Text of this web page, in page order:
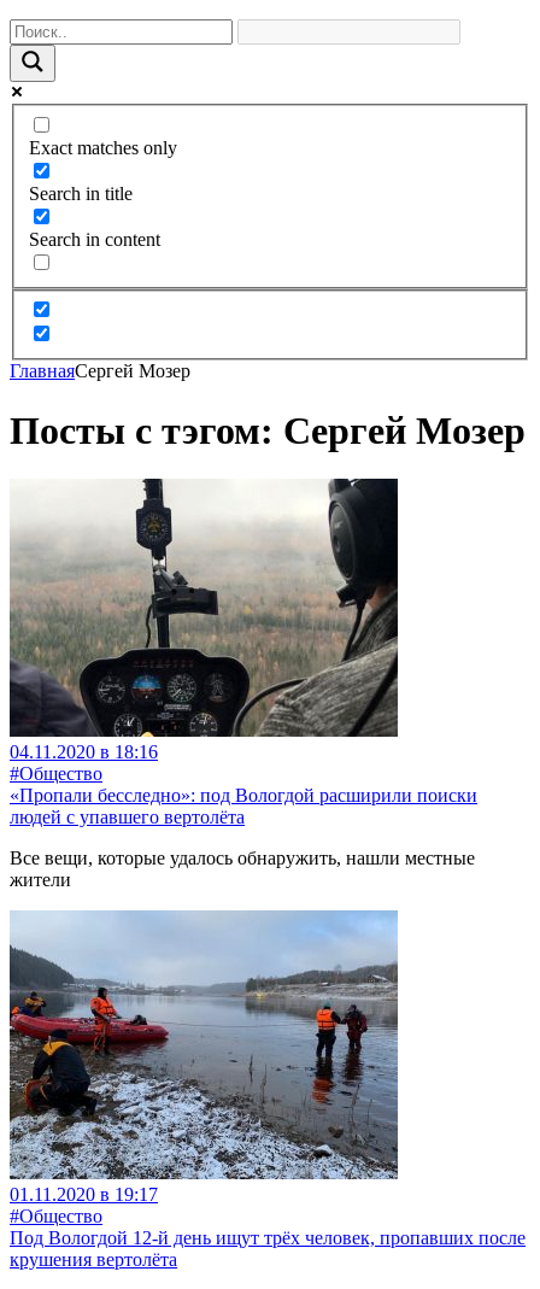
Exact matches only
Search in title
Search in content
ГлавнаяСергей Мозер
Посты с тэгом: Сергей Мозер
04.11.2020 в 18:16
#Общество
«Пропали бесследно»: под Вологдой расширили поиски
людей с упавшего вертолёта
Все вещи, которые удалось обнаружить, нашли местные
жители
01.11.2020 в 19:17
#Общество
Под Вологдой 12-й день ищут трёх человек, пропавших после
крушения вертолёта